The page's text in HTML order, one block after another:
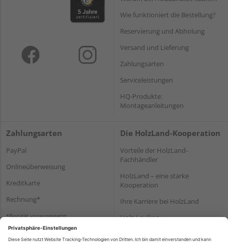
Wie funktioniert die Bestellung?
Reservierung und Abholung
Versand und Lieferung
Zahlungsarten
Serviceleistungen
HQ-Produkte:
Montageanleitungen
Zahlungsarten
PayPal
Onlineüberweisung
Kreditkarte
Rechnung*
*Bonität vorausgesetzt
Die HolzLand-Kooperation
Vorteile der HolzLand-
Fachhändler
HolzLand – eine starke
Kooperation
Ihre Karriere bei HolzLand
Holz-Lexikon